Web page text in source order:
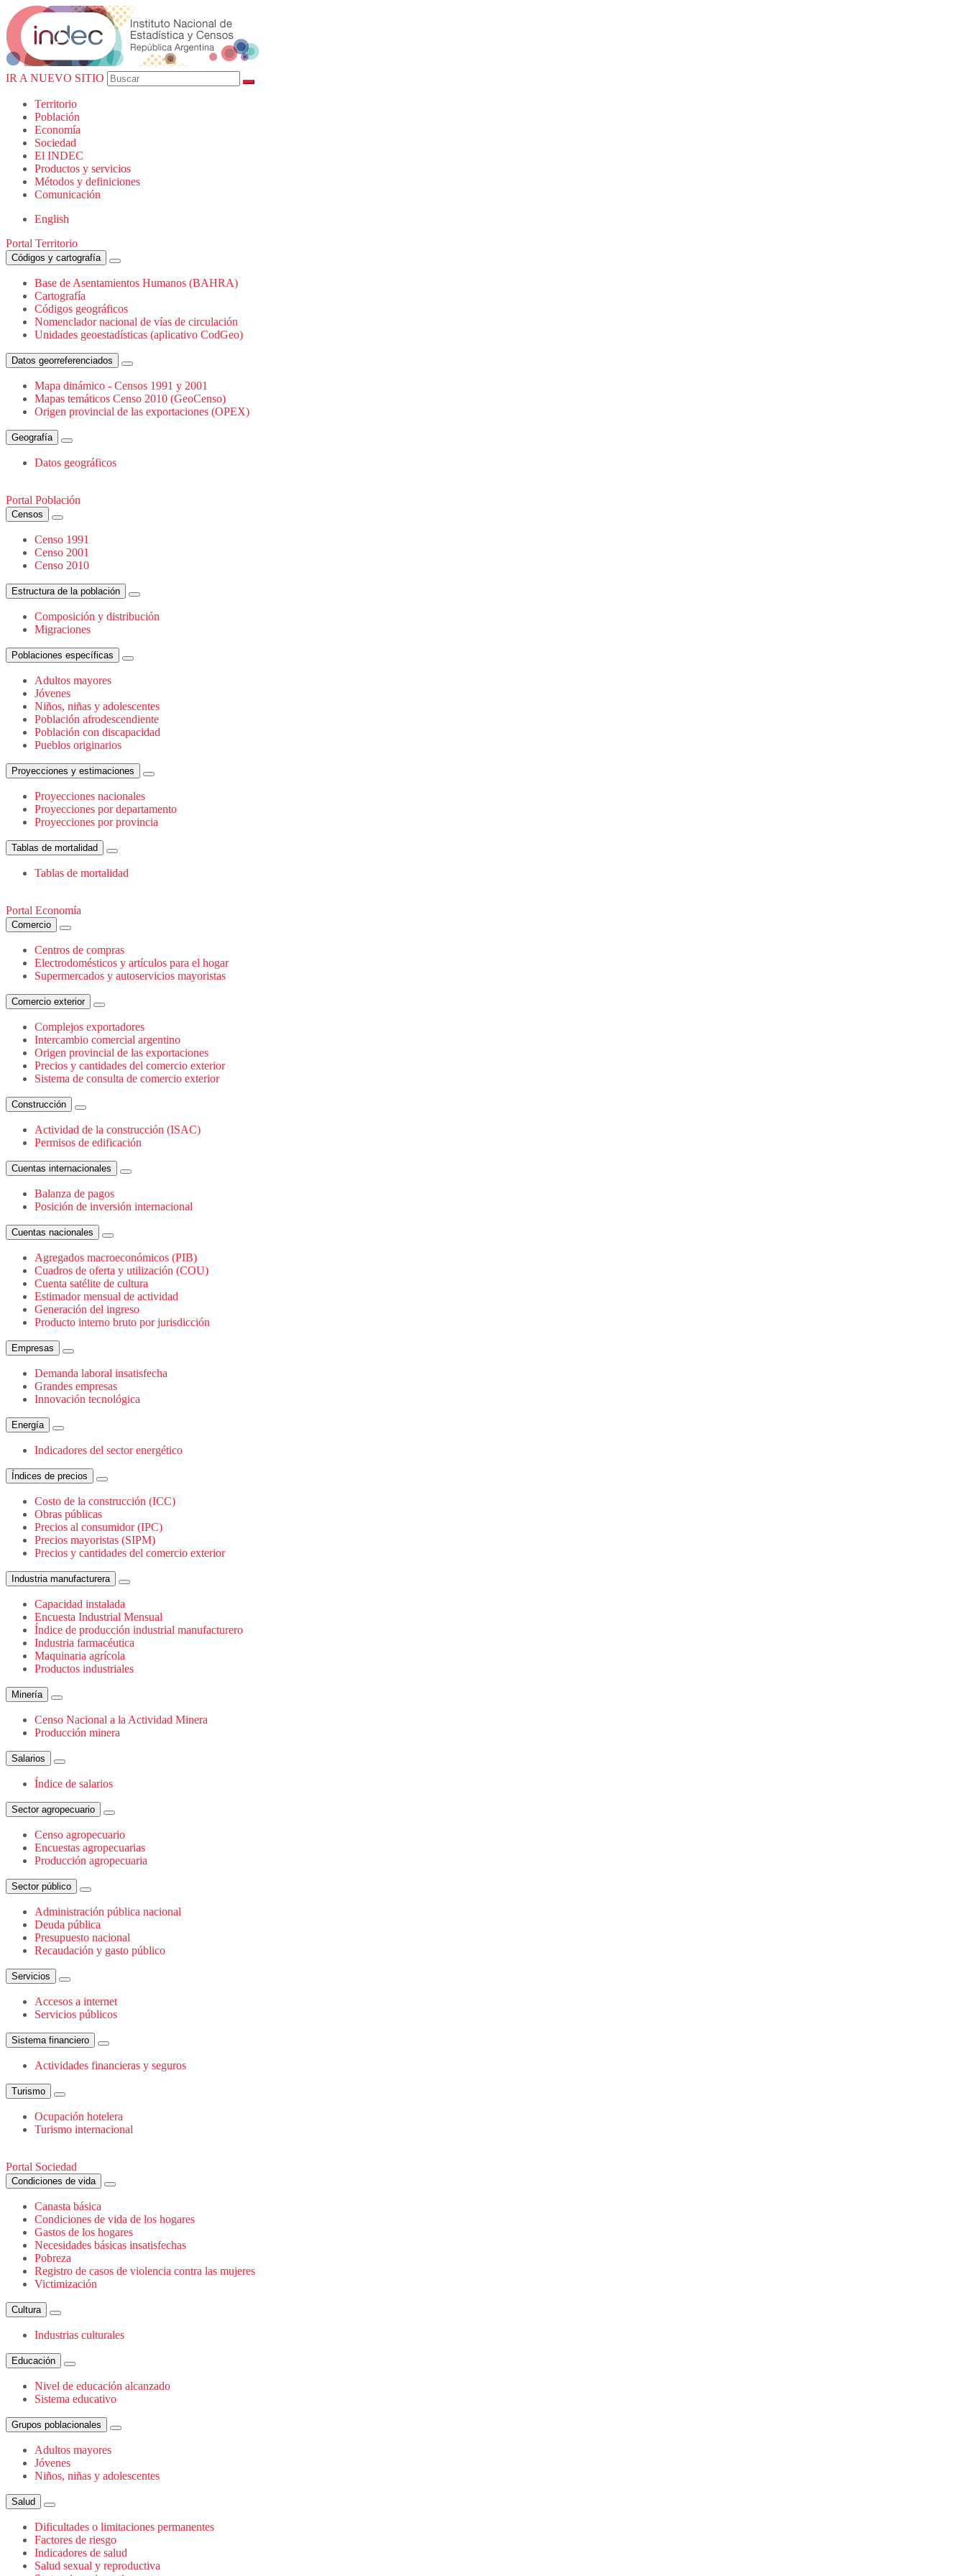
IR A NUEVO SITIO
Territorio
Población
Economía
Sociedad
El INDEC
Productos y servicios
Métodos y definiciones
Comunicación
English
Portal Territorio
Códigos y cartografía
Base de Asentamientos Humanos (BAHRA)
Cartografía
Códigos geográficos
Nomenclador nacional de vías de circulación
Unidades geoestadísticas (aplicativo CodGeo)
Datos georreferenciados
Mapa dinámico - Censos 1991 y 2001
Mapas temáticos Censo 2010 (GeoCenso)
Origen provincial de las exportaciones (OPEX)
Geografía
Datos geográficos
Portal Población
Censos
Censo 1991
Censo 2001
Censo 2010
Estructura de la población
Composición y distribución
Migraciones
Poblaciones específicas
Adultos mayores
Jóvenes
Niños, niñas y adolescentes
Población afrodescendiente
Población con discapacidad
Pueblos originarios
Proyecciones y estimaciones
Proyecciones nacionales
Proyecciones por departamento
Proyecciones por provincia
Tablas de mortalidad
Tablas de mortalidad
Portal Economía
Comercio
Centros de compras
Electrodomésticos y artículos para el hogar
Supermercados y autoservicios mayoristas
Comercio exterior
Complejos exportadores
Intercambio comercial argentino
Origen provincial de las exportaciones
Precios y cantidades del comercio exterior
Sistema de consulta de comercio exterior
Construcción
Actividad de la construcción (ISAC)
Permisos de edificación
Cuentas internacionales
Balanza de pagos
Posición de inversión internacional
Cuentas nacionales
Agregados macroeconómicos (PIB)
Cuadros de oferta y utilización (COU)
Cuenta satélite de cultura
Estimador mensual de actividad
Generación del ingreso
Producto interno bruto por jurisdicción
Empresas
Demanda laboral insatisfecha
Grandes empresas
Innovación tecnológica
Energía
Indicadores del sector energético
Índices de precios
Costo de la construcción (ICC)
Obras públicas
Precios al consumidor (IPC)
Precios mayoristas (SIPM)
Precios y cantidades del comercio exterior
Industria manufacturera
Capacidad instalada
Encuesta Industrial Mensual
Índice de producción industrial manufacturero
Industria farmacéutica
Maquinaria agrícola
Productos industriales
Minería
Censo Nacional a la Actividad Minera
Producción minera
Salarios
Índice de salarios
Sector agropecuario
Censo agropecuario
Encuestas agropecuarias
Producción agropecuaria
Sector público
Administración pública nacional
Deuda pública
Presupuesto nacional
Recaudación y gasto público
Servicios
Accesos a internet
Servicios públicos
Sistema financiero
Actividades financieras y seguros
Turismo
Ocupación hotelera
Turismo internacional
Portal Sociedad
Condiciones de vida
Canasta básica
Condiciones de vida de los hogares
Gastos de los hogares
Necesidades básicas insatisfechas
Pobreza
Registro de casos de violencia contra las mujeres
Victimización
Cultura
Industrias culturales
Educación
Nivel de educación alcanzado
Sistema educativo
Grupos poblacionales
Adultos mayores
Jóvenes
Niños, niñas y adolescentes
Salud
Dificultades o limitaciones permanentes
Factores de riesgo
Indicadores de salud
Salud sexual y reproductiva